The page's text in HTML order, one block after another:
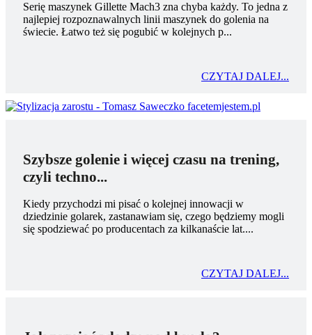
Serię maszynek Gillette Mach3 zna chyba każdy. To jedna z
najlepiej rozpoznawalnych linii maszynek do golenia na
świecie. Łatwo też się pogubić w kolejnych p...
CZYTAJ DALEJ...
Szybsze golenie i więcej czasu na trening,
czyli techno...
Kiedy przychodzi mi pisać o kolejnej innowacji w
dziedzinie golarek, zastanawiam się, czego będziemy mogli
się spodziewać po producentach za kilkanaście lat....
CZYTAJ DALEJ...